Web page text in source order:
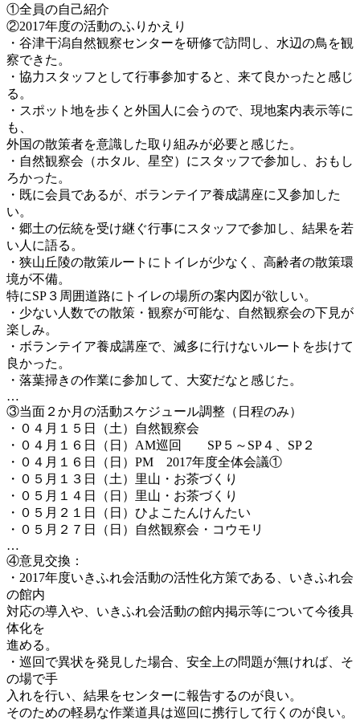
①全員の自己紹介
②2017年度の活動のふりかえり
・谷津干潟自然観察センターを研修で訪問し、水辺の鳥を観
察できた。
・協力スタッフとして行事参加すると、来て良かったと感じ
る。
・スポット地を歩くと外国人に会うので、現地案内表示等に
も、
外国の散策者を意識した取り組みが必要と感じた。
・自然観察会（ホタル、星空）にスタッフで参加し、おもし
ろかった。
・既に会員であるが、ボランテイア養成講座に又参加した
い。
・郷土の伝統を受け継ぐ行事にスタッフで参加し、結果を若
い人に語る。
・狭山丘陵の散策ルートにトイレが少なく、高齢者の散策環
境が不備。
特にSP３周囲道路にトイレの場所の案内図が欲しい。
・少ない人数での散策・観察が可能な、自然観察会の下見が
楽しみ。
・ボランテイア養成講座で、滅多に行けないルートを歩けて
良かった。
・落葉掃きの作業に参加して、大変だなと感じた。
…
③当面２か月の活動スケジュール調整（日程のみ）
・０４月１５日（土）自然観察会
・０４月１６日（日）AM巡回 SP５～SP４、SP２
・０４月１６日（日）PM 2017年度全体会議①
・０５月１３日（土）里山・お茶づくり
・０５月１４日（日）里山・お茶づくり
・０５月２１日（日）ひよこたんけんたい
・０５月２７日（日）自然観察会・コウモリ
…
④意見交換：
・2017年度いきふれ会活動の活性化方策である、いきふれ会
の館内
対応の導入や、いきふれ会活動の館内掲示等について今後具
体化を
進める。
・巡回で異状を発見した場合、安全上の問題が無ければ、そ
の場で手
入れを行い、結果をセンターに報告するのが良い。
そのための軽易な作業道具は巡回に携行して行くのが良い。